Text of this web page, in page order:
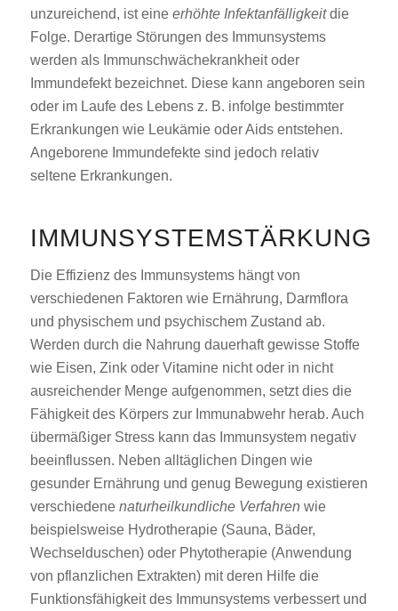
unzureichend, ist eine erhöhte Infektanfälligkeitdie
Folge. Derartige Störungen des Immunsystems
werden als Immunschwächekrankheit oder
Immundefekt bezeichnet. Diese kann angeboren sein
oder im Laufe des Lebens z. B. infolge bestimmter
Erkrankungen wie Leukämie oder Aids entstehen.
Angeborene Immundefekte sind jedoch relativ
seltene Erkrankungen.
IMMUNSYSTEMSTÄRKUNG
Die Effizienz des Immunsystems hängt von
verschiedenen Faktoren wie Ernährung, Darmflora
und physischem und psychischem Zustand ab.
Werden durch die Nahrung dauerhaft gewisse Stoffe
wie Eisen, Zink oder Vitamine nicht oder in nicht
ausreichender Menge aufgenommen, setzt dies die
Fähigkeit des Körpers zur Immunabwehr herab. Auch
übermäßiger Stress kann das Immunsystem negativ
beeinflussen. Neben alltäglichen Dingen wie
gesunder Ernährung und genug Bewegung existieren
verschiedene naturheilkundliche Verfahren wie
beispielsweise Hydrotherapie (Sauna, Bäder,
Wechselduschen) oder Phytotherapie (Anwendung
von pflanzlichen Extrakten) mit deren Hilfe die
Funktionsfähigkeit des Immunsystems verbessert und